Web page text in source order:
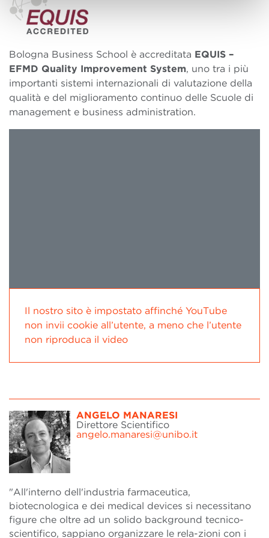
Bologna Business School è accreditata EQUIS –
EFMD Quality Improvement System, uno tra i più
importanti sistemi internazionali di valutazione della
qualità e del miglioramento continuo delle Scuole di
management e business administration.
Il nostro sito è impostato affinché YouTube
non invii cookie all’utente, a meno che l’utente
non riproduca il video
ANGELO MANARESI
Direttore Scientifico
angelo.manaresi@unibo.it
"All'interno dell'industria farmaceutica,
biotecnologica e dei medical devices si necessitano
figure che oltre ad un solido background tecnico-
scientifico, sappiano organizzare le rela-zioni con i